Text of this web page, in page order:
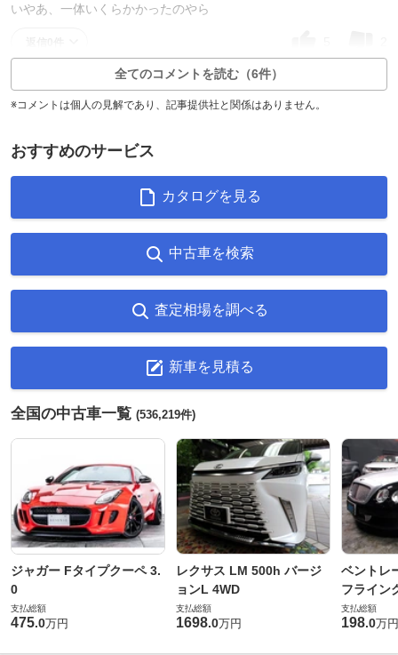
いやあ、一体いくらかかったのやら
全てのコメントを読む（6件）
※コメントは個人の見解であり、記事提供社と関係はありません。
おすすめのサービス
カタログを見る
中古車を検索
査定相場を調べる
新車を見積る
全国の中古車一覧 (536,219件)
ジャガー Fタイプクーペ 3.
0
支払総額
475.0万円
レクサス LM 500h バージ
ョンL 4WD
支払総額
1698.0万円
ベントレ
フライン
支払総額
198.0万円